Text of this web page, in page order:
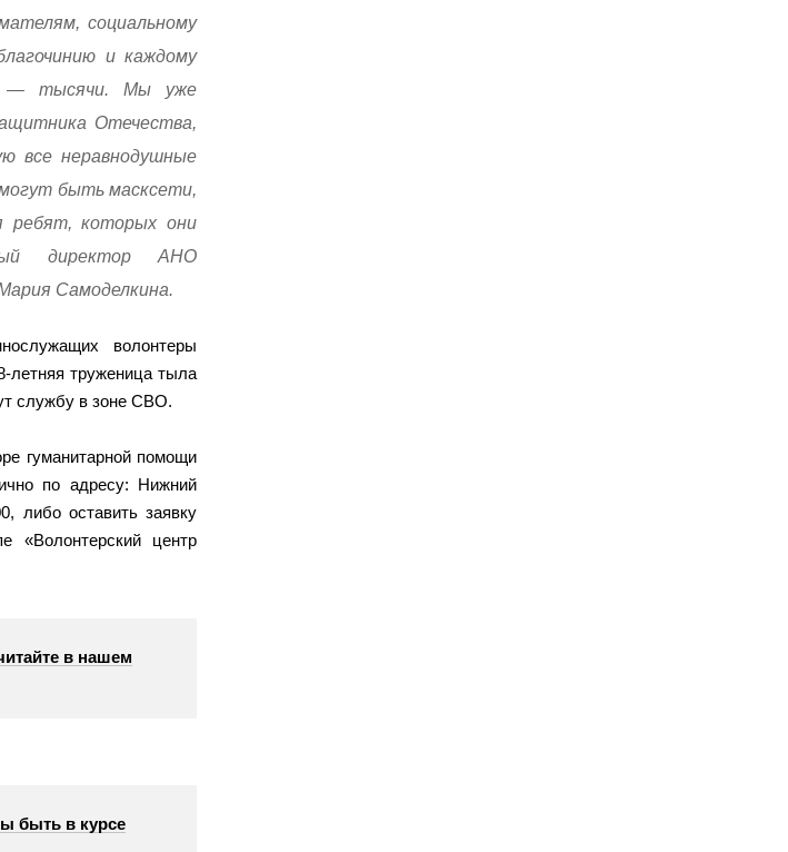
социальному
и каждому
— тысячи. Мы уже
Отечества,
все неравнодушные
быть масксети,
ребят, которых они
директор АНО
Самоделкина.
волонтеры
летняя труженица тыла
службу в зоне СВО.
гуманитарной помощи
по адресу: Нижний
либо оставить заявку
«Волонтерский центр
в нашем
быть в курсе